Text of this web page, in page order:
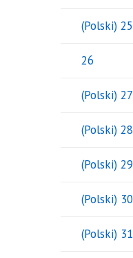
(Polski) 25
26
(Polski) 27
(Polski) 28
(Polski) 29
(Polski) 30
(Polski) 31